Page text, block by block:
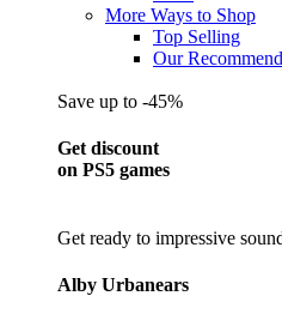
More Ways to Shop
Top Selling
Our
Save up to -45%
Get discount
on PS5 games
Get ready to impressive
Alby Urbanears